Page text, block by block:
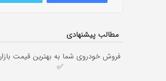
مطالب پیشنهادی
فروش خودروی شما به بهترین قیمت بازار
✅